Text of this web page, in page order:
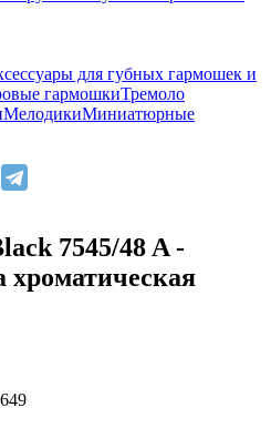
для губных гармошек и
гармошкиТремоло
МелодикиМиниатюрные
7545/48 A -
хроматическая